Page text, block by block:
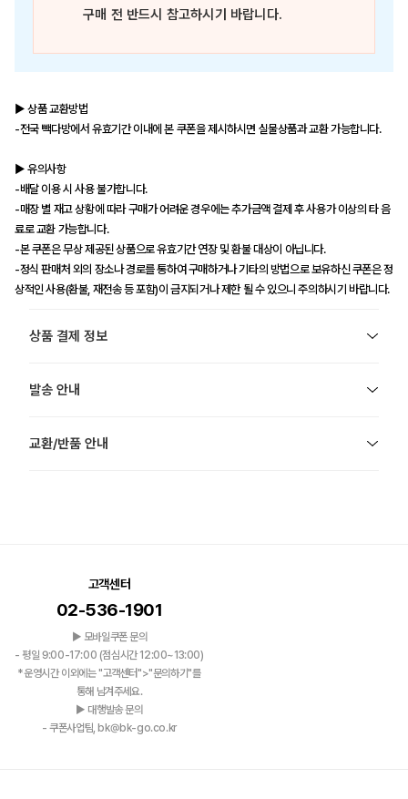
구매 전 반드시 참고하시기 바랍니다.
▶ 상품 교환방법
-전국 빽다방에서 유효기간 이내에 본 쿠폰을 제시하시면 실물상품과 교환 가능합니다.
▶ 유의사항
-배달 이용 시 사용 불가합니다.
-매장 별 재고 상황에 따라 구매가 어려운 경우에는 추가금액 결제 후 사용가 이상의 타 음
료로 교환 가능합니다.
-본 쿠폰은 무상 제공된 상품으로 유효기간 연장 및 환불 대상이 아닙니다.
-정식 판매처 외의 장소나 경로를 통하여 구매하거나 기타의 방법으로 보유하신 쿠폰은 정
상적인 사용(환불, 재전송 등 포함)이 금지되거나 제한 될 수 있으니 주의하시기 바랍니다.
상품 결제 정보
발송 안내
교환/반품 안내
고객센터
02-536-1901
▶ 모바일쿠폰 문의
- 평일 9:00-17:00 (점심시간 12:00~13:00)
*운영시간 이외에는 "고객센터">"문의하기"를
통해 남겨주세요.
▶ 대행발송 문의
- 쿠폰사업팀, bk@bk-go.co.kr